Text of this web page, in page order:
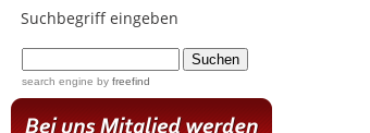
Suchbegriff eingeben
search engine by freefind